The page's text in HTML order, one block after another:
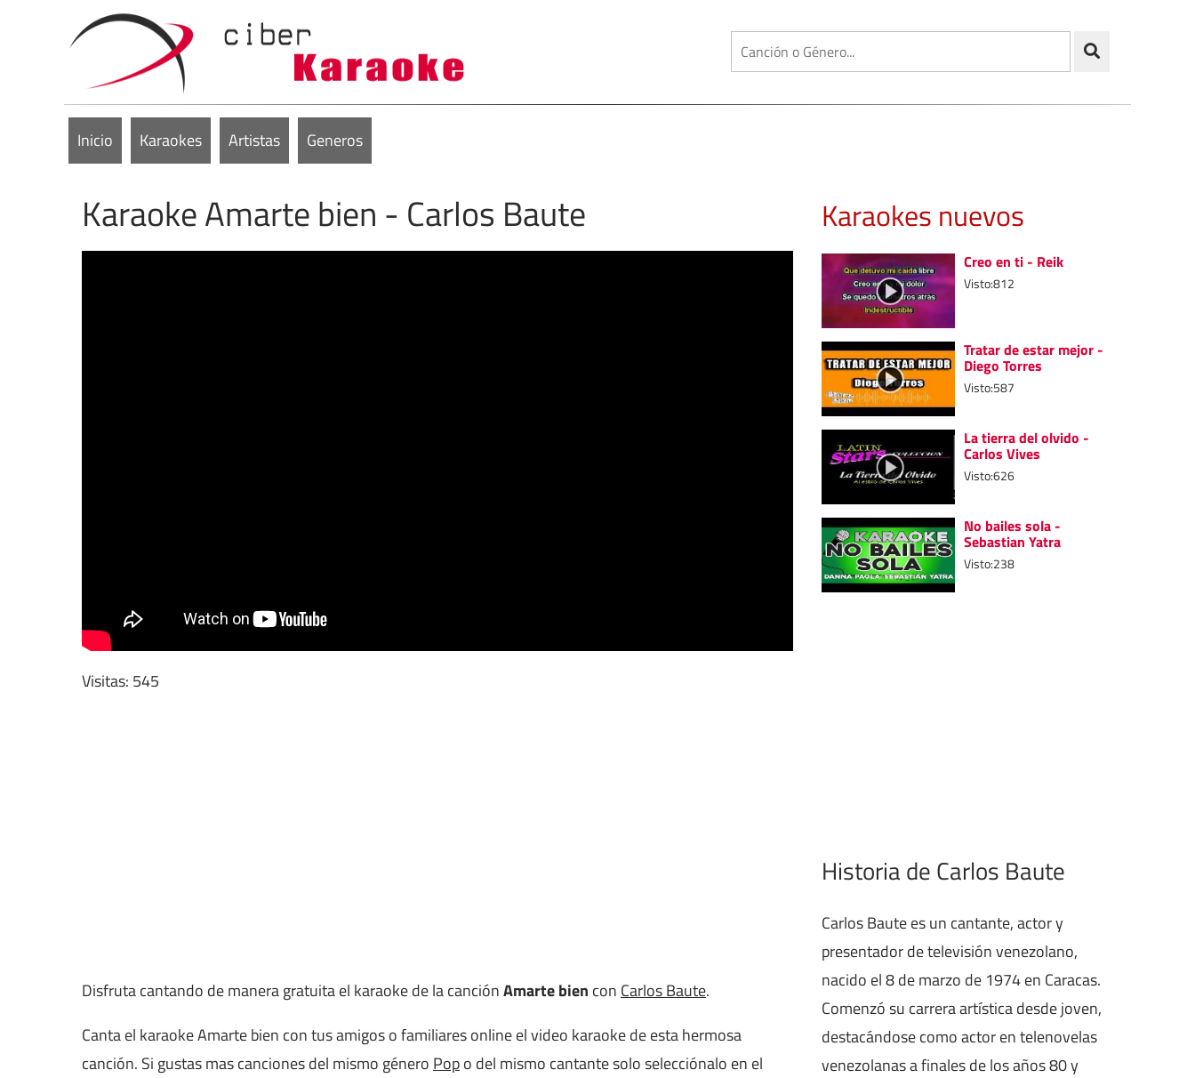
Inicio Karaokes Artistas Generos
Karaoke Amarte bien - Carlos Baute
Visitas: 545
Disfruta cantando de manera gratuita el karaoke de la canciónAmarte bien con Carlos Baute.
Canta el karaoke Amarte bien con tus amigos o familiares online el video karaoke de esta hermosa
canción. Si gustas mas canciones del mismo género Popo del mismo cantante solo selecciónalo en el
Karaokes nuevos
Creo en ti - Reik
Visto:812
Tratar de estar mejor -
Diego Torres
Visto:587
La tierra del olvido -
Carlos Vives
Visto:626
No bailes sola -
Sebastian Yatra
Visto:238
Historia de Carlos Baute
Carlos Baute es un cantante, actor y
presentador de televisión venezolano,
nacido el 8 de marzo de 1974 en Caracas.
Comenzó su carrera artística desde joven,
destacándose como actor en telenovelas
venezolanas a finales de los años 80 y